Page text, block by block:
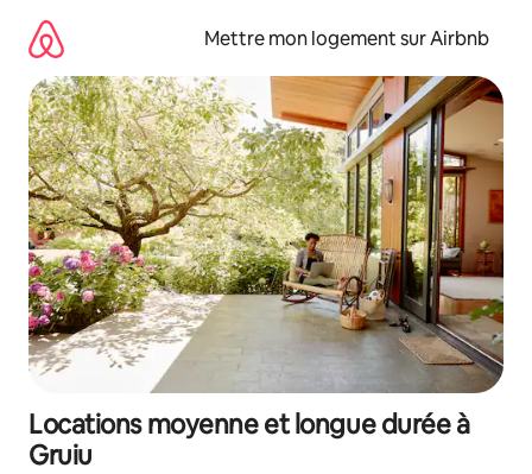
directement
contenu
Mettre mon logement sur Airbnb
Locations moyenne et longue durée à
Gruiu